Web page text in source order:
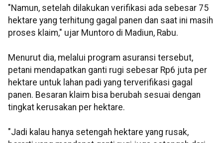
"Namun, setelah dilakukan verifikasi ada sebesar 75
hektare yang terhitung gagal panen dan saat ini masih
proses klaim," ujar Muntoro di Madiun, Rabu.
Menurut dia, melalui program asuransi tersebut,
petani mendapatkan ganti rugi sebesar Rp6 juta per
hektare untuk lahan padi yang terverifikasi gagal
panen. Besaran klaim bisa berubah sesuai dengan
tingkat kerusakan per hektare.
"Jadi kalau hanya setengah hektare yang rusak,